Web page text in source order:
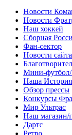
Новости
Новости
Наш хоккей
Сборная
Фан-cектор
Новости сайта
Мини-
Наша История
Обзор прессы
Конкурсы
Мир Ультрас
Наш магазин/
Дартс
Ретро